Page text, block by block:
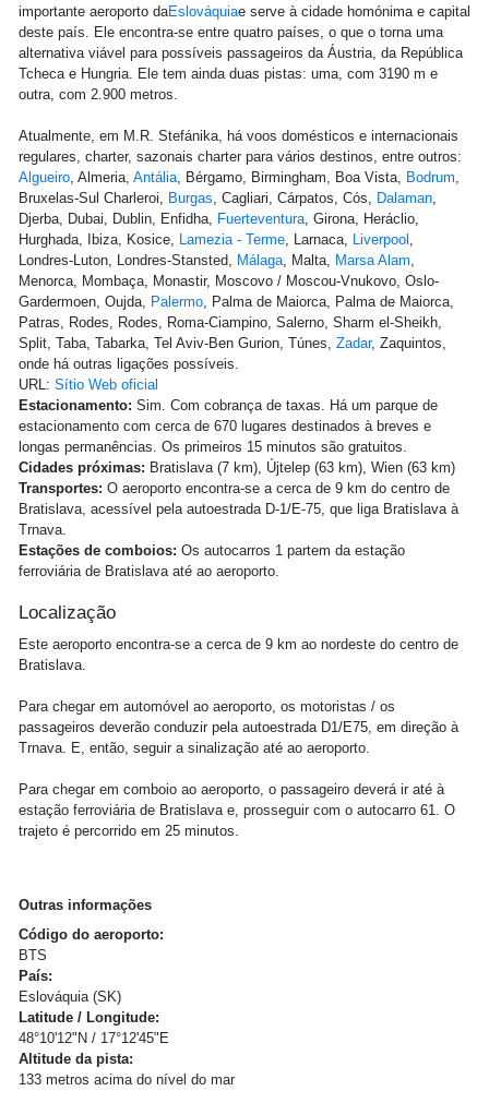
importante aeroporto daEslováquiae serve à cidade homónima e capital
deste país. Ele encontra-se entre quatro países, o que o torna uma
alternativa viável para possíveis passageiros da Áustria, da República
Tcheca e Hungria. Ele tem ainda duas pistas: uma, com 3190 m e
outra, com 2.900 metros.
Atualmente, em M.R. Stefánika, há voos domésticos e internacionais
regulares, charter, sazonais charter para vários destinos, entre outros:
Algueiro, Almeria, Antália, Bérgamo, Birmingham, Boa Vista, Bodrum,
Bruxelas-Sul Charleroi, Burgas, Cagliari, Cárpatos, Cós, Dalaman,
Djerba, Dubai, Dublin, Enfidha, Fuerteventura, Girona, Heráclio,
Hurghada, Ibiza, Kosice, Lamezia - Terme, Larnaca, Liverpool ,
Londres-Luton, Londres-Stansted, Málaga, Malta, Marsa Alam,
Menorca, Mombaça, Monastir, Moscovo / Moscou-Vnukovo, Oslo-
Gardermoen, Oujda, Palermo, Palma de Maiorca, Palma de Maiorca,
Patras, Rodes, Rodes, Roma-Ciampino, Salerno, Sharm el-Sheikh,
Split, Taba, Tabarka, Tel Aviv-Ben Gurion, Túnes, Zadar, Zaquintos,
onde há outras ligações possíveis.
URL: Sítio Web oficial
Estacionamento: Sim. Com cobrança de taxas. Há um parque de
estacionamento com cerca de 670 lugares destinados à breves e
longas permanências. Os primeiros 15 minutos são gratuitos.
Cidades próximas: Bratislava (7 km), Újtelep (63 km), Wien (63 km)
Transportes: O aeroporto encontra-se a cerca de 9 km do centro de
Bratislava, acessível pela autoestrada D-1/E-75, que liga Bratislava à
Trnava.
Estações de comboios: Os autocarros 1 partem da estação
ferroviária de Bratislava até ao aeroporto.
Localização
Este aeroporto encontra-se a cerca de 9 km ao nordeste do centro de
Bratislava.
Para chegar em automóvel ao aeroporto, os motoristas / os
passageiros deverão conduzir pela autoestrada D1/E75, em direção à
Trnava. E, então, seguir a sinalização até ao aeroporto.
Para chegar em comboio ao aeroporto, o passageiro deverá ir até à
estação ferroviária de Bratislava e, prosseguir com o autocarro 61. O
trajeto é percorrido em 25 minutos.
Outras informações
Código do aeroporto:
BTS
País:
Eslováquia (SK)
Latitude / Longitude:
48°10'12"N / 17°12'45"E
Altitude da pista:
133 metros acima do nível do mar